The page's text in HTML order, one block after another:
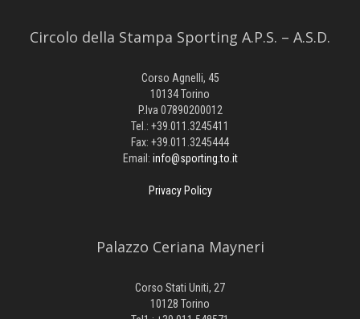
Circolo della Stampa Sporting A.P.S. – A.S.D.
Corso Agnelli, 45
10134 Torino
P.Iva 07890200012
Tel.: +39.011.3245411
Fax: +39.011.3245444
Email: info@sporting.to.it
Privacy Policy
Palazzo Ceriana Mayneri
Corso Stati Uniti, 27
10128 Torino